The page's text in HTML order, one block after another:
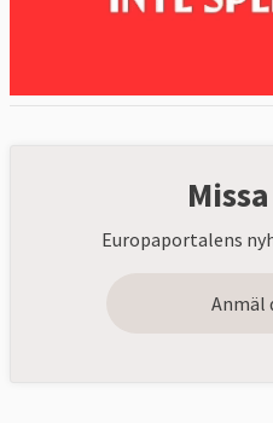
Europaportalens
Anmäl